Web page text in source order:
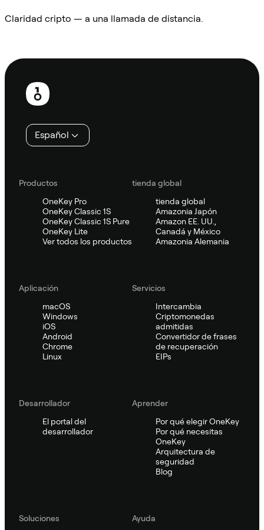
Claridad cripto — a una llamada de distancia.
Pie
página
Español
Productos
OneKey Pro
OneKey Classic 1S
OneKey Classic 1S Pure
OneKey Lite
Ver todos los productos
tienda global
tienda global
Amazonia Japón
Amazon EE. UU.,
Canadá y México
Amazonia Alemania
Aplicación
macOS
Windows
iOS
Android
Chrome
Linux
Servicios
Intercambia
Criptomonedas
admitidas
Convertidor de frases
de recuperación
EIPs
Desarrollador
El portal del
desarrollador
Aprender
Por qué elegir OneKey
Por qué necesitas
OneKey
Arquitectura de
seguridad
Blog
Soluciones
Ayuda